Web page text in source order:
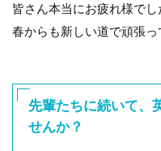
皆さん本当にお疲れ様でし
春からも新しい道で頑張
先輩たちに続いて、
せんか？